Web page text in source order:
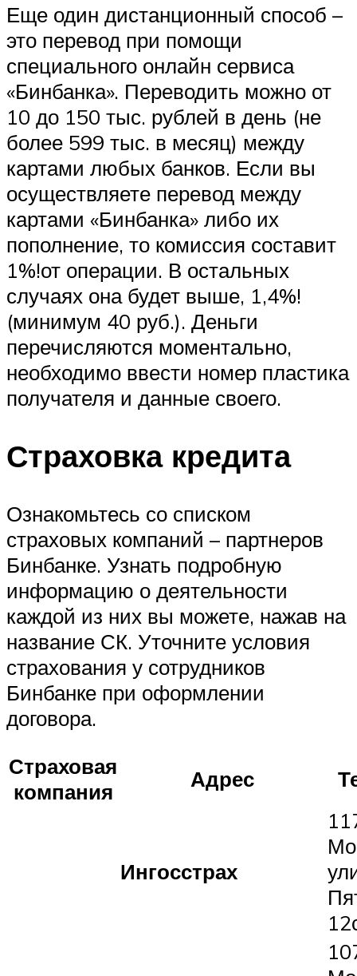
Еще один дистанционный способ –
это перевод при помощи
специального онлайн сервиса
«Бинбанка». Переводить можно от
10 до 150 тыс. рублей в день (не
более 599 тыс. в месяц) между
картами любых банков. Если вы
осуществляете перевод между
картами «Бинбанка» либо их
пополнение, то комиссия составит
1%!от операции. В остальных
случаях она будет выше, 1,4%!
(минимум 40 руб.). Деньги
перечисляются моментально,
необходимо ввести номер пластика
получателя и данные своего.
Страховка кредита
Ознакомьтесь со списком
страховых компаний – партнеров
Бинбанке. Узнать подробную
информацию о деятельности
каждой из них вы можете, нажав на
название СК. Уточните условия
страхования у сотрудников
Бинбанке при оформлении
договора.
Страховая
компания
Адрес
Ингосстрах